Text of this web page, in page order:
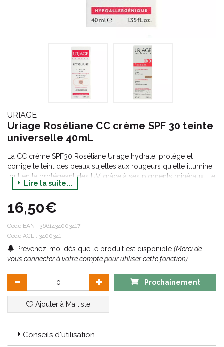
URIAGE
Uriage Roséliane CC crème SPF 30 teinte
universelle 40mL
La CC crème SPF30 Roséliane Uriage hydrate, protège et
corrige le teint des peaux sujettes aux rougeurs qu'elle illumine
tout en la protégeant des UV grâce à ses pigments minéraux. Le
complexe TLR2-Regul associé aux extraits de ginseng et
des vaisseaux sanguins. Cette crème onctueuse, non grasse,
allie un soin traitant à la couvrance du maquillage pour une
application rapide et invisible: la peau redevient douce,
parfaitement hydratée et apaisée.
Lire la suite...
16,50€
Code EAN : 3661434003417
Code ACL : 3400341
Prévenez-moi dès que le produit est disponible (Merci de
vous connecter à votre compte pour utiliser cette fonction).
Prochainement
Ajouter à Ma liste
Conseils d'utilisation